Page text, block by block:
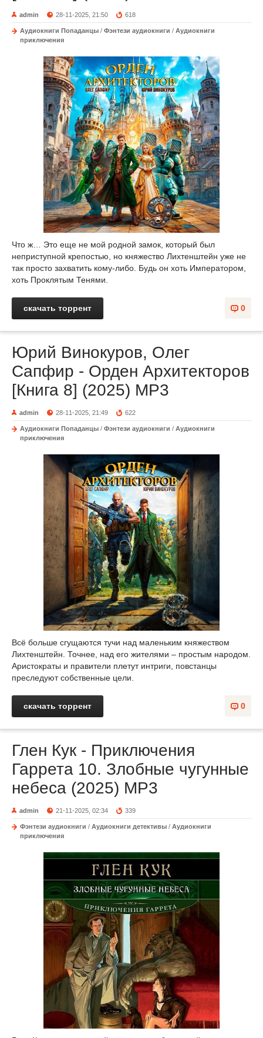
admin 28-11-2025, 21:50 618
Аудиокниги Попаданцы / Фэнтези аудиокниги / Аудиокниги
приключения
Что ж… Это еще не мой родной замок, который был
неприступной крепостью, но княжество Лихтенштейн уже не
так просто захватить кому-либо. Будь он хоть Императором,
хоть Проклятым Тенями.
0
скачать торрент
Юрий Винокуров, Олег
Сапфир - Орден Архитекторов
[Книга 8] (2025) MP3
admin 28-11-2025, 21:49 622
Аудиокниги Попаданцы / Фэнтези аудиокниги / Аудиокниги
приключения
Всё больше сгущаются тучи над маленьким княжеством
Лихтенштейн. Точнее, над его жителями – простым народом.
Аристократы и правители плетут интриги, повстанцы
преследуют собственные цели.
0
скачать торрент
Глен Кук - Приключения
Гаррета 10. Злобные чугунные
небеса (2025) MP3
admin 21-11-2025, 02:34 339
Фэнтези аудиокниги / Аудиокниги детективы / Аудиокниги
приключения